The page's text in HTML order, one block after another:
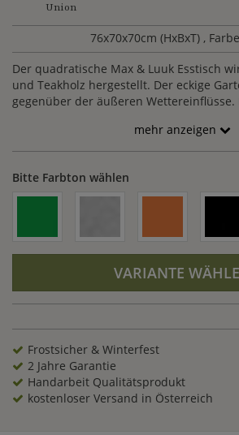
Union
76x70x70cm (HxBxT) ,
Der quadratische Max & Luuk Esstisch
und Teakholz hergestellt. Der eckige
gegenüber der äußeren Wettereinflüsse.
mehr anzeigen
Bitte Farbton wählen
VARIANTE
Frostsicher & Winterfest
2 Jahre Garantie
Handarbeit Qualitätsprodukt
kostenloser Versand in Österreich